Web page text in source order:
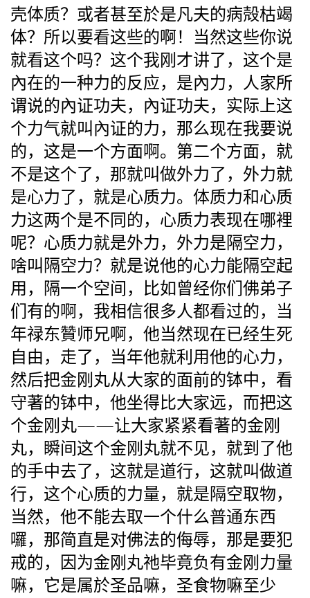
壳体质？或者甚至於是凡夫的病殻枯竭
体？所以要看这些的啊！当然这些你说
就看这个吗？这个我刚才讲了，这个是
內在的一种力的反应，是內力，人家所
谓说的內证功夫，內证功夫，实际上这
个力气就叫內证的力，那么现在我要说
的，这是一个方面啊。第二个方面，就
不是这个了，那就叫做外力了，外力就
是心力了，就是心质力。体质力和心质
力这两个是不同的，心质力表现在哪裡
呢？心质力就是外力，外力是隔空力，
啥叫隔空力？就是说他的心力能隔空起
用，隔一个空间，比如曾经你们佛弟子
们有的啊，我相信很多人都看过的，当
年禄东贊师兄啊，他当然现在已经生死
自由，走了，当年他就利用他的心力，
然后把金刚丸从大家的面前的钵中，看
守著的钵中，他坐得比大家远，而把这
个金刚丸——让大家紧紧看著的金刚
丸，瞬间这个金刚丸就不见，就到了他
的手中去了，这就是道行，这就叫做道
行，这个心质的力量，就是隔空取物，
当然，他不能去取一个什么普通东西
囉，那简直是对佛法的侮辱，那是要犯
戒的，因为金刚丸祂毕竟负有金刚力量
嘛，它是属於圣品嘛，圣食物嘛至少